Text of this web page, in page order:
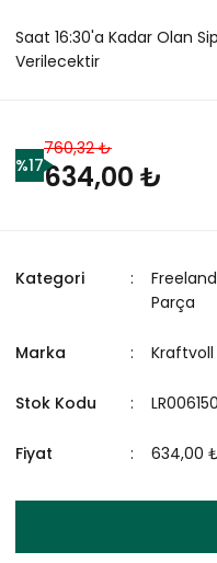
Saat 16:30'a Kadar Olan
Verilecektir
%17
760,32 ₺
634,00 ₺
Kategori
Parça
Marka Kraftvoll
Stok Kodu
Fiyat 634,00